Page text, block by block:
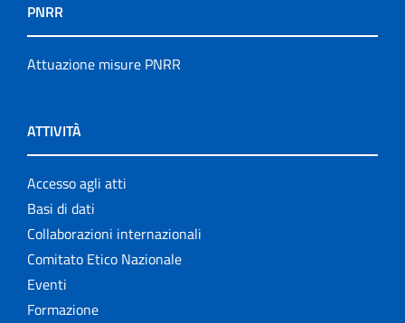
PNRR
Attuazione misure PNRR
ATTIVITÀ
Accesso agli atti
Basi di dati
Collaborazioni internazionali
Comitato Etico Nazionale
Eventi
Formazione